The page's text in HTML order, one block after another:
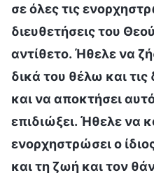
σε όλες τις
διευθετήσεις του
αντίθετο. Ήθελε να
δικά του θέλω και τις
και να αποκτήσει
επιδιώξει. Ήθελε να
ενορχηστρώσει ο
και τη ζωή και τον